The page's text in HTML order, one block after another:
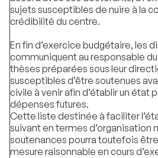
sujets susceptibles de nuire à la
crédibilité du centre.
En fin d’exercice budgétaire, les
communiquent au responsable du
thèses préparées sous leur
susceptibles d’être soutenues
civile à venir afin d’établir un état
dépenses futures.
Cette liste destinée à faciliter
suivant en termes d’organisation
soutenances pourra toutefois
mesure raisonnable en cours